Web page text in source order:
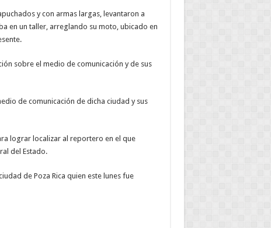
y con armas largas, levantaron a
en un taller, arreglando su moto, ubicado en
sobre el medio de comunicación y de sus
de comunicación de dicha ciudad y sus
lograr localizar al reportero en el que
del Estado.
de Poza Rica quien este lunes fue